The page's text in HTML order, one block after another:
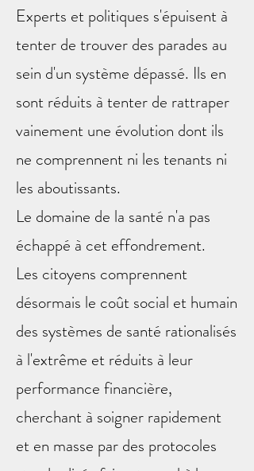
Experts et politiques s'épuisent à
tenter de trouver des parades au
sein d'un système dépassé. Ils en
sont réduits à tenter de rattraper
vainement une évolution dont ils
ne comprennent ni les tenants ni
les aboutissants.
Le domaine de la santé n'a pas
échappé à cet effondrement.
Les citoyens comprennent
désormais le coût social et humain
des systèmes de santé rationalisés
à l'extrême et réduits à leur
performance financière,
cherchant à soigner rapidement
et en masse par des protocoles